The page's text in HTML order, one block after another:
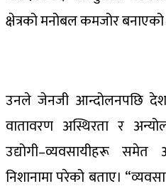
क्षेत्रको मनोबल कमजोर
उनले जेनजी आन्दोलनपछि
वातावरण अस्थिरता र
उद्योगी–व्यवसायीहरू समेत
निशानामा परेको बताए।